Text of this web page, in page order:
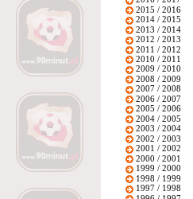
2015 / 2016
2014 / 2015
2013 / 2014
2012 / 2013
2011 / 2012
2010 / 2011
2009 / 2010
2008 / 2009
2007 / 2008
2006 / 2007
2005 / 2006
2004 / 2005
2003 / 2004
2002 / 2003
2001 / 2002
2000 / 2001
1999 / 2000
1998 / 1999
1997 / 1998